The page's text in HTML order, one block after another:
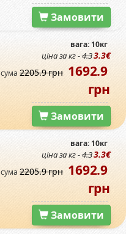
Замовити
вага: 10кг
ціна за кг -4.33.3€
сума2205.9 грн 1692.9
грн
Замовити
вага: 10кг
ціна за кг -4.33.3€
сума2205.9 грн 1692.9
грн
Замовити